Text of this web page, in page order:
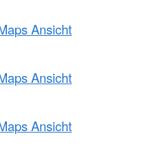
Ansicht
Ansicht
Ansicht